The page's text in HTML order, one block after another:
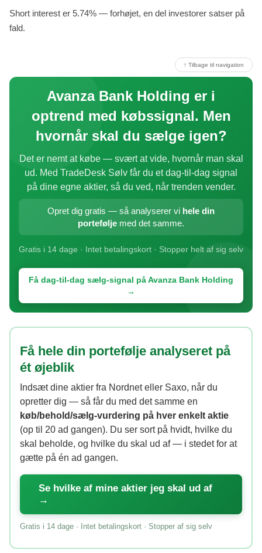
Short interest er 5.74% — forhøjet, en del investorer satser på
fald.
↑ Tilbage til navigation
Avanza Bank Holding er i
optrend med købssignal. Men
hvornår skal du sælge igen?
Det er nemt at købe — svært at vide, hvornår man skal
ud. Med TradeDesk Sølv får du et dag-til-dag signal
på dine egne aktier, så du ved, når trenden vender.
Opret dig gratis — så analyserer vi hele din
portefølje med det samme.
Gratis i 14 dage · Intet betalingskort · Stopper helt af sig selv
Få dag-til-dag sælg-signal på Avanza Bank Holding
→
Få hele din portefølje analyseret på
ét øjeblik
Indsæt dine aktier fra Nordnet eller Saxo, når du
opretter dig — så får du med det samme en
køb/behold/sælg-vurdering på hver enkelt aktie
(op til 20 ad gangen). Du ser sort på hvidt, hvilke du
skal beholde, og hvilke du skal ud af — i stedet for at
gætte på én ad gangen.
Se hvilke af mine aktier jeg skal ud af
→
Gratis i 14 dage · Intet betalingskort · Stopper af sig selv